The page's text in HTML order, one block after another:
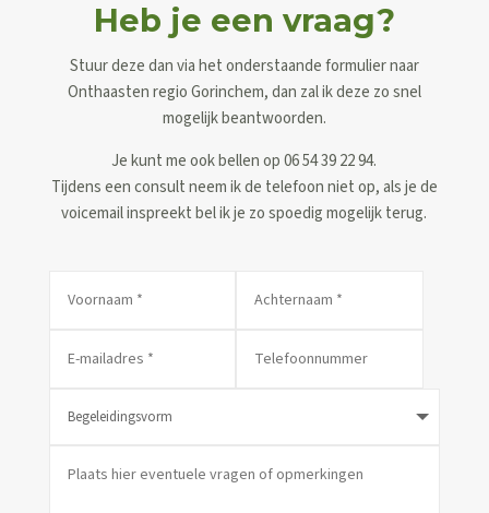
Heb je een vraag?
Stuur deze dan via het onderstaande formulier naar
Onthaasten regio Gorinchem, dan zal ik deze zo snel
mogelijk beantwoorden.
Je kunt me ook bellen op 06 54 39 22 94.
Tijdens een consult neem ik de telefoon niet op, als je de
voicemail inspreekt bel ik je zo spoedig mogelijk terug.